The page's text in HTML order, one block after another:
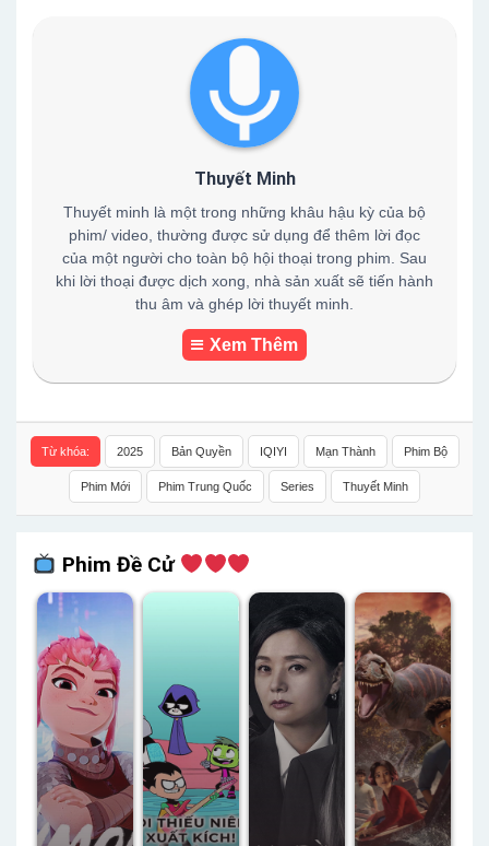
Thuyết Minh
Thuyết minh là một trong những khâu hậu kỳ của bộ
phim/ video, thường được sử dụng để thêm lời đọc
của một người cho toàn bộ hội thoại trong phim. Sau
khi lời thoại được dịch xong, nhà sản xuất sẽ tiến hành
thu âm và ghép lời thuyết minh.
Xem Thêm
Từ khóa: 2025 Bản Quyền IQIYI Mạn Thành Phim Bộ
Phim Mới Phim Trung Quốc Series Thuyết Minh
Phim Đề Cử